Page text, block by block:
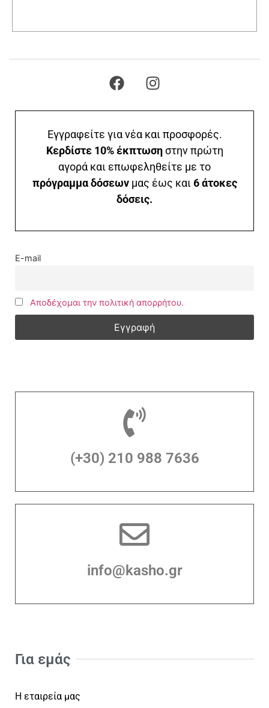
Εγγραφείτε για νέα και προσφορές.
Κερδίστε 10% έκπτωσηστην πρώτη
αγορά και επωφεληθείτε με το
πρόγραμμα δόσεωνμας έως και 6 άτοκες
δόσεις.
E-mail
Αποδέχομαι την πολιτική απορρήτου.
(+30) 210 988 7636
info@kasho.gr
Για εμάς
Η εταιρεία μας